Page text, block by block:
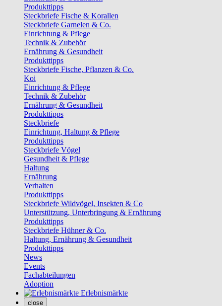
Produkttipps
Steckbriefe Fische & Korallen
Steckbriefe Garnelen & Co.
Einrichtung & Pflege
Technik & Zubehör
Ernährung & Gesundheit
Produkttipps
Steckbriefe Fische, Pflanzen & Co.
Koi
Einrichtung & Pflege
Technik & Zubehör
Ernährung & Gesundheit
Produkttipps
Steckbriefe
Einrichtung, Haltung & Pflege
Produkttipps
Steckbriefe Vögel
Gesundheit & Pflege
Haltung
Ernährung
Verhalten
Produkttipps
Steckbriefe Wildvögel, Insekten & Co
Unterstützung, Unterbringung & Ernährung
Produkttipps
Steckbriefe Hühner & Co.
Haltung, Ernährung & Gesundheit
Produkttipps
News
Events
Fachabteilungen
Adoption
Erlebnismärkte
close